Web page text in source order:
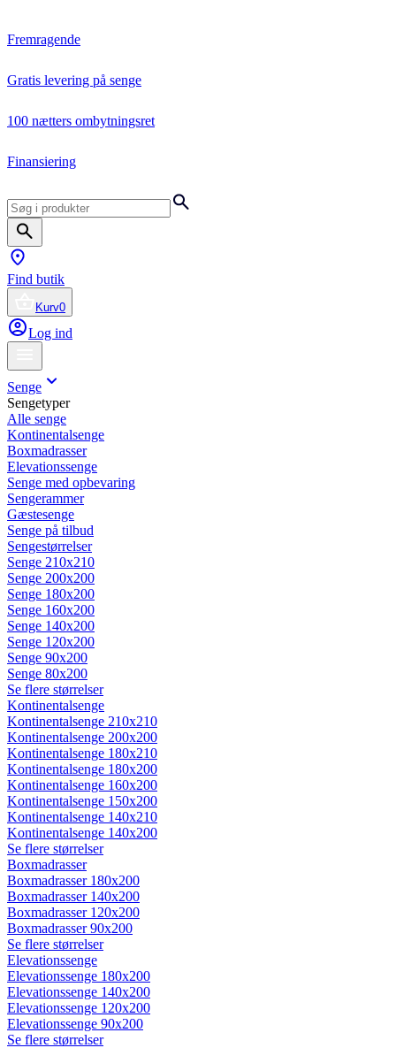
Fremragende
Gratis levering på senge
100 nætters ombytningsret
Finansiering
Find butik
Kurv0
Log ind
Senge
Sengetyper
Alle senge
Kontinentalsenge
Boxmadrasser
Elevationssenge
Senge med opbevaring
Sengerammer
Gæstesenge
Senge på tilbud
Sengestørrelser
Senge 210x210
Senge 200x200
Senge 180x200
Senge 160x200
Senge 140x200
Senge 120x200
Senge 90x200
Senge 80x200
Se flere størrelser
Kontinentalsenge
Kontinentalsenge 210x210
Kontinentalsenge 200x200
Kontinentalsenge 180x210
Kontinentalsenge 180x200
Kontinentalsenge 160x200
Kontinentalsenge 150x200
Kontinentalsenge 140x210
Kontinentalsenge 140x200
Se flere størrelser
Boxmadrasser
Boxmadrasser 180x200
Boxmadrasser 140x200
Boxmadrasser 120x200
Boxmadrasser 90x200
Se flere størrelser
Elevationssenge
Elevationssenge 180x200
Elevationssenge 140x200
Elevationssenge 120x200
Elevationssenge 90x200
Se flere størrelser